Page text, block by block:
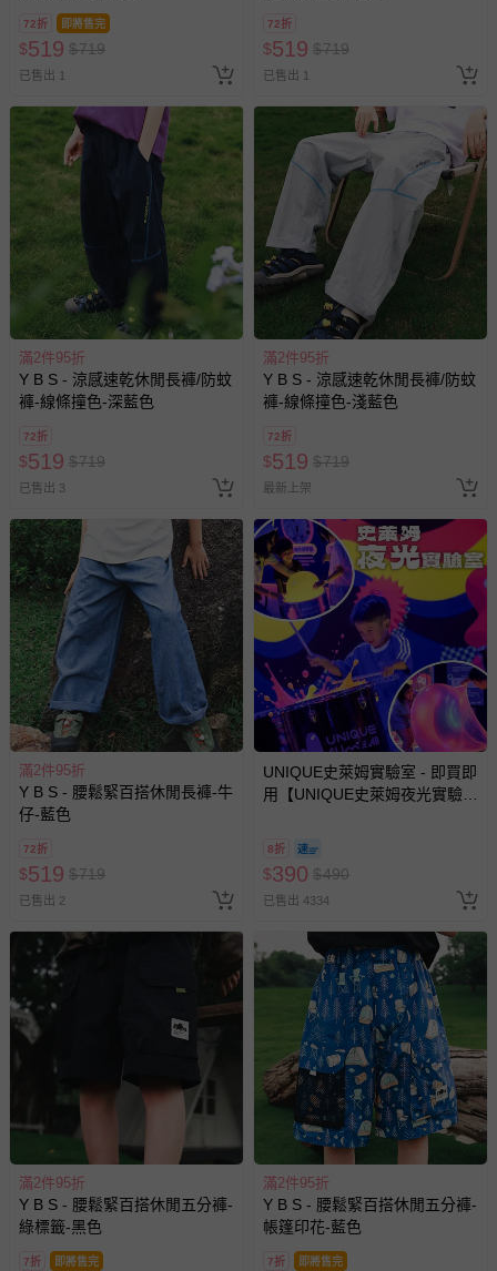
如需退換貨，請於收到商品7天（含例假日內提出），如為
瑕疵退換貨所產生的運費，將由媽咪愛負責處理，若非瑕疵
退貨，您可至『查詢訂單』>『已出貨』中查詢該筆訂單，
並點選『我要退貨』即可進行申請。若有相關退貨問題，請
至媽咪愛LINE@客服ID: @mamilove
我們將依序為您處理
與服務，謝謝。
針對滿件折/滿額贈…等活動，如因部份退貨，而該訂單保
留商品未達活動門檻，將以原價計算，活動贈品亦需一併退
回。
部分商品依據消費者保護法的規定，不適用七天鑑賞期/猶
豫期範圍：
易於腐敗、保存期限較短或解約時即將逾期（例如生鮮
商品、食品等）。
報紙、期刊或雜誌（惟書籍如經拆封、使用，則酌收整
等）。
非以有形媒介提供之數位內容或一經提供即為完成之線
上服務，經消費者事先同意始提供（例如線上課程、遊
戲或活動點數等）。
已拆封之以下類型商品：
-個人衛生用品（例如尿布、貼身衣物、泳裝、襪子、地
墊、寢具類等）。
-新生兒親膚衣物（嬰幼兒包巾與背巾、包屁衣、學習
褲、紗布衣等）。
-接觸性孕哺產品（奶嘴、奶瓶、擠乳器、哺乳衣、托腹
帶束縛衣、餐搖椅等）。
示字句等說明貼紙、封條者。
國際航空、客運、訂房等服務。
相關的退換貨辦理流程，可詳見： 退換貨 & 退款問題
其他常見問題：
運送服務：目前提供的運送僅限台灣本島。如您位於離島地
區，可能會無法配送，或須依據商品需加收離島運費。廠商
亦保留出貨與否的權利。離島、偏遠地區、樓層親送等加價
費用，可能會另需加收。
商品實際的配達日期，可於訂單個人資料內的查詢訂單內，
已出貨通知之訊息為主。
如您收到商品，請依正常流程檢查是否完好，若商品遇瑕疵
情形，您可申請更換新品或退貨，請見：退貨的辦理流程
若您對於會員帳號、商品訂購與資訊、購物流程、付款方
72折 即將售完
$519 $719
已售出 1
72折
$519 $719
已售出 1
滿2件95折
Y B S - 涼感速乾休閒長褲/防蚊
褲-線條撞色-深藍色
72折
$519 $719
已售出 3
滿2件95折
Y B S - 涼感速乾休閒長褲/防蚊
褲-線條撞色-淺藍色
72折
$519 $719
最新上架
滿2件95折
Y B S - 腰鬆緊百搭休閒長褲-牛
仔-藍色
72折
$519 $719
已售出 2
UNIQUE史萊姆實驗室 - 即買即
用【UNIQUE史萊姆夜光實驗室
人小孩均一價(3歲以上需購票))
8折
$390 $490
已售出 4334
滿2件95折
Y B S - 腰鬆緊百搭休閒五分褲-
綠標籤-黑色
7折 即將售完
滿2件95折
Y B S - 腰鬆緊百搭休閒五分褲-
帳篷印花-藍色
7折 即將售完